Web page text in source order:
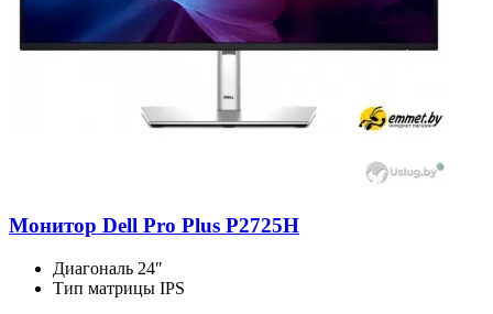
Монитор Dell Pro Plus P2725H
Диагональ 24″
Тип матрицы IPS